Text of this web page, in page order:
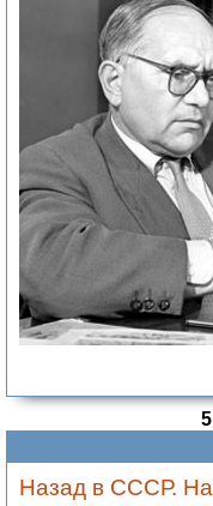
Назад в СССР.